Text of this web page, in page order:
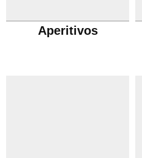
Aperitivos